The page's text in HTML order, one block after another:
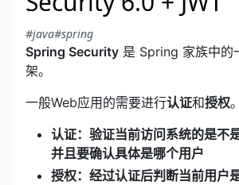
#java#spring
Spring Security 是 Spring 家族中的
架。
一般Web应用的需要进行认证和授权。
认证：验证当前访问系统的是不
并且要确认具体是哪个用户
授权：经过认证后判断当前用户